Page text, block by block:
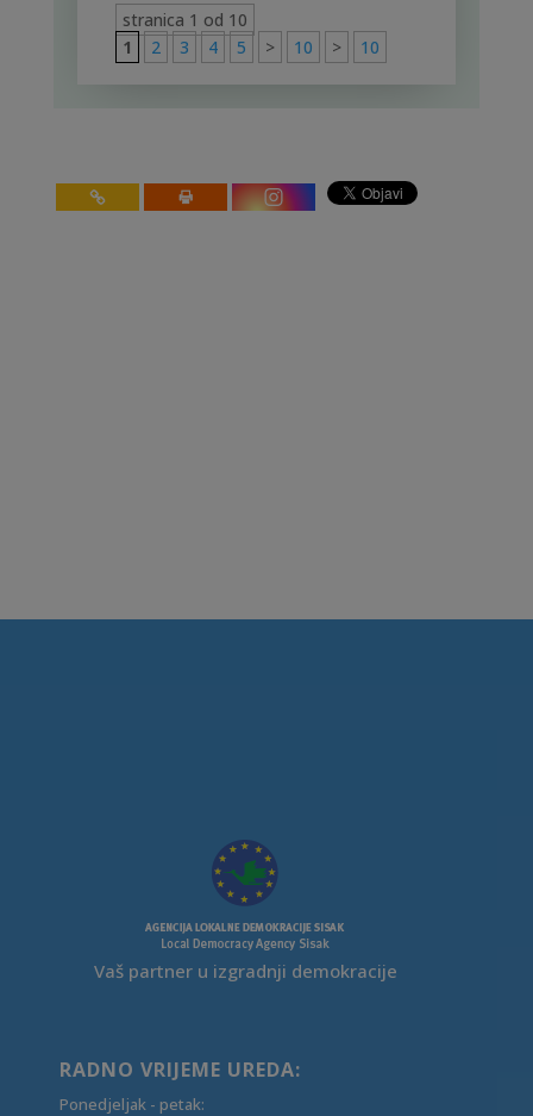
stranica 1 od 10
1
2 3 4 5 > 10 > 10
Vaš partner u izgradnji demokracije
RADNO VRIJEME UREDA:
Ponedjeljak - petak: